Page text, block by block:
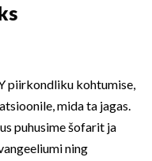
piirkondliku kohtumise,
mida ta jagas.
puhusime šofarit ja
ning